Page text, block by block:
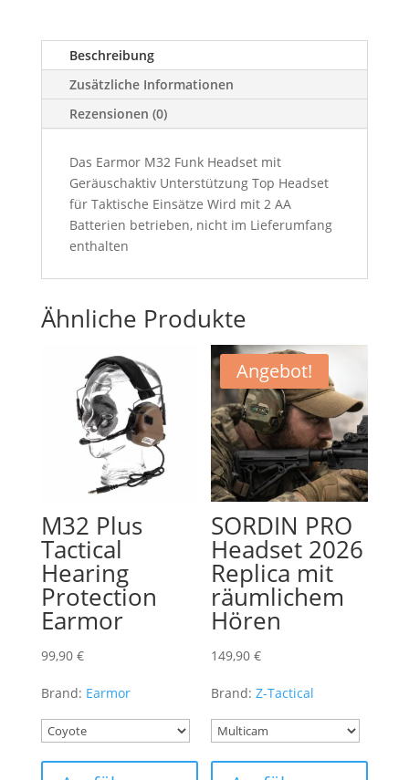
Beschreibung
Zusätzliche Informationen
Rezensionen (0)
Das Earmor M32 Funk Headset mit
Geräuschaktiv Unterstützung Top Headset
für Taktische Einsätze Wird mit 2 AA
Batterien betrieben, nicht im Lieferumfang
enthalten
Ähnliche Produkte
M32 Plus
Tactical
Hearing
Protection
Earmor
99,90 €
Brand: Earmor
Produkt
Angebot!
SORDIN PRO
Headset 2026
Replica mit
räumlichem
Hören
149,90€
Brand:Z-Tactical